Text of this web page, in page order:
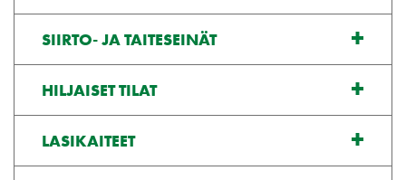
SIIRTO- JA TAITESEINÄT
HILJAISET TILAT
LASIKAITEET